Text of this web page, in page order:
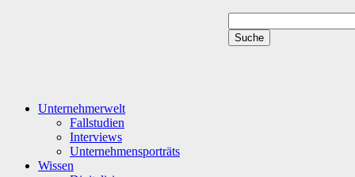
Unternehmerwelt
Fallstudien
Interviews
Unternehmensporträts
Wissen